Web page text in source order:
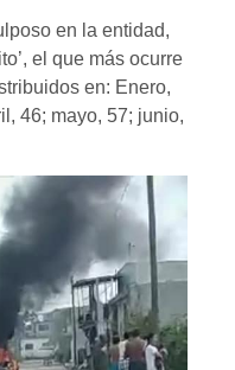
en la entidad,
el que más ocurre
en: Enero,
46; mayo, 57; junio,